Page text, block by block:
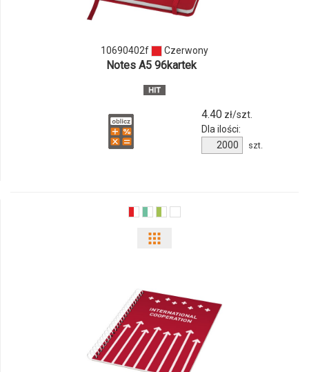
10690402f
10690402f Czerwony
Notes A5 96kartek
4.40zł/szt.
Dla ilości:
Ilość
produktu
szt.
i
ilości
produktu